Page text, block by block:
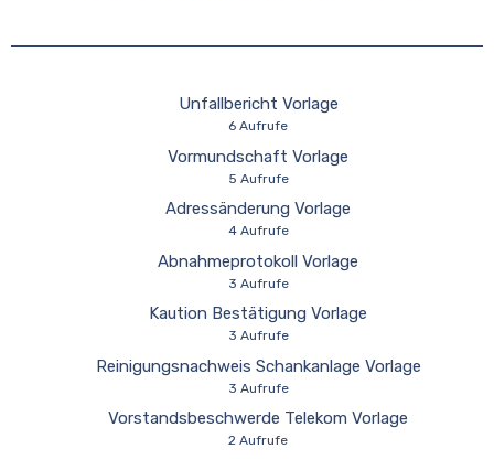
Unfallbericht Vorlage
6 Aufrufe
Vormundschaft Vorlage
5 Aufrufe
Adressänderung Vorlage
4 Aufrufe
Abnahmeprotokoll Vorlage
3 Aufrufe
Kaution Bestätigung Vorlage
3 Aufrufe
Reinigungsnachweis Schankanlage Vorlage
3 Aufrufe
Vorstandsbeschwerde Telekom Vorlage
2 Aufrufe